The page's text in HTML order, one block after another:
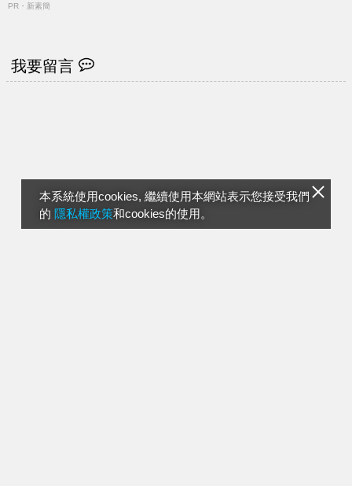
本系統使用cookies, 繼續使用本網站表示您接受我們
的 隱私權政策和cookies的使用。
PR・新素簡
我要留言